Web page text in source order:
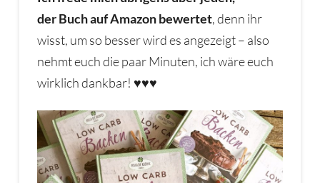
der Buch auf Amazon bewertet, denn ihr
wisst, um so besser wird es angezeigt – also
nehmt euch die paar Minuten, ich wäre euch
wirklich dankbar! ♥♥♥